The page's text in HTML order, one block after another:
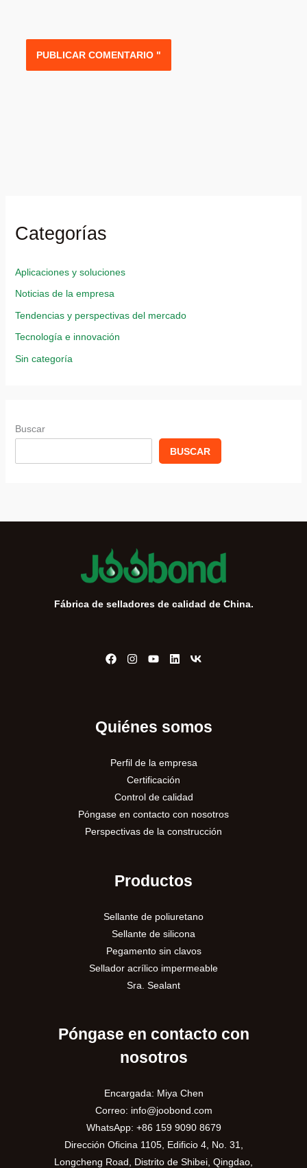
Categorías
Aplicaciones y soluciones
Noticias de la empresa
Tendencias y perspectivas del mercado
Tecnología e innovación
Sin categoría
Buscar
BUSCAR
Fábrica de selladores de calidad de China.
Quiénes somos
Perfil de la empresa
Certificación
Control de calidad
Póngase en contacto con nosotros
Perspectivas de la construcción
Productos
Sellante de poliuretano
Sellante de silicona
Pegamento sin clavos
Sellador acrílico impermeable
Sra. Sealant
Póngase en contacto con
nosotros
Encargada: Miya Chen
Correo: info@joobond.com
WhatsApp: +86 159 9090 8679
Dirección Oficina 1105, Edificio 4, No. 31,
Longcheng Road, Distrito de Shibei, Qingdao,